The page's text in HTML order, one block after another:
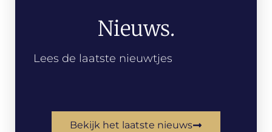
Nieuws.
Lees de laatste nieuwtjes
Bekijk het laatste nieuws